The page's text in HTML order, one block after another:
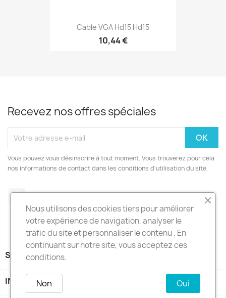
Cable VGA Hd15 Hd15
10,44 €
Recevez nos offres spéciales
Vous pouvez vous désinscrire à tout moment. Vous trouverez pour cela
nos informations de contact dans les conditions d'utilisation du site.
Facebook
SARL C3P
INFORMATIONS
Nous utilisons des cookies tiers pour améliorer
votre expérience de navigation, analyser le
trafic du site et personnaliser le contenu . En
continuant sur notre site, vous acceptez ces
conditions.
Oui
Non